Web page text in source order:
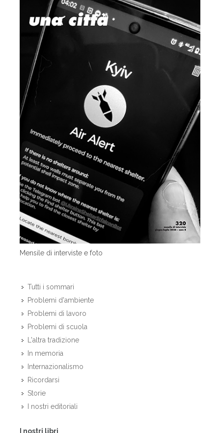
Mensile di interviste e foto
Tutti i sommari
Problemi d'ambiente
Problemi di lavoro
Problemi di scuola
L'altra tradizione
In memoria
Internazionalismo
Ricordarsi
Storie
I nostri editoriali
I nostri libri